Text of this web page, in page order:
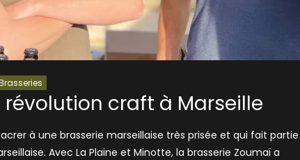
craft à Marseille
à une brasserie marseillaise très prisée et qui fait partie
Avec La Plaine et Minotte, la brasserie Zoumaï a